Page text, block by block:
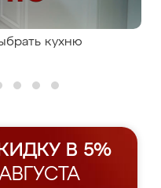
кухню
В 5%